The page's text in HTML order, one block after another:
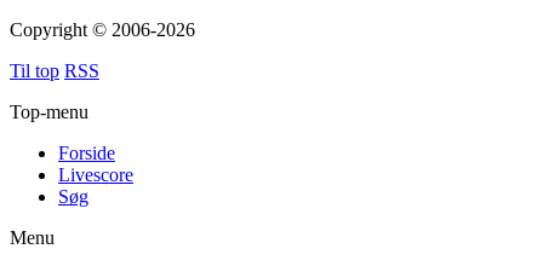
Copyright © 2006-2026
Til top RSS
Top-menu
Forside
Livescore
Søg
Menu